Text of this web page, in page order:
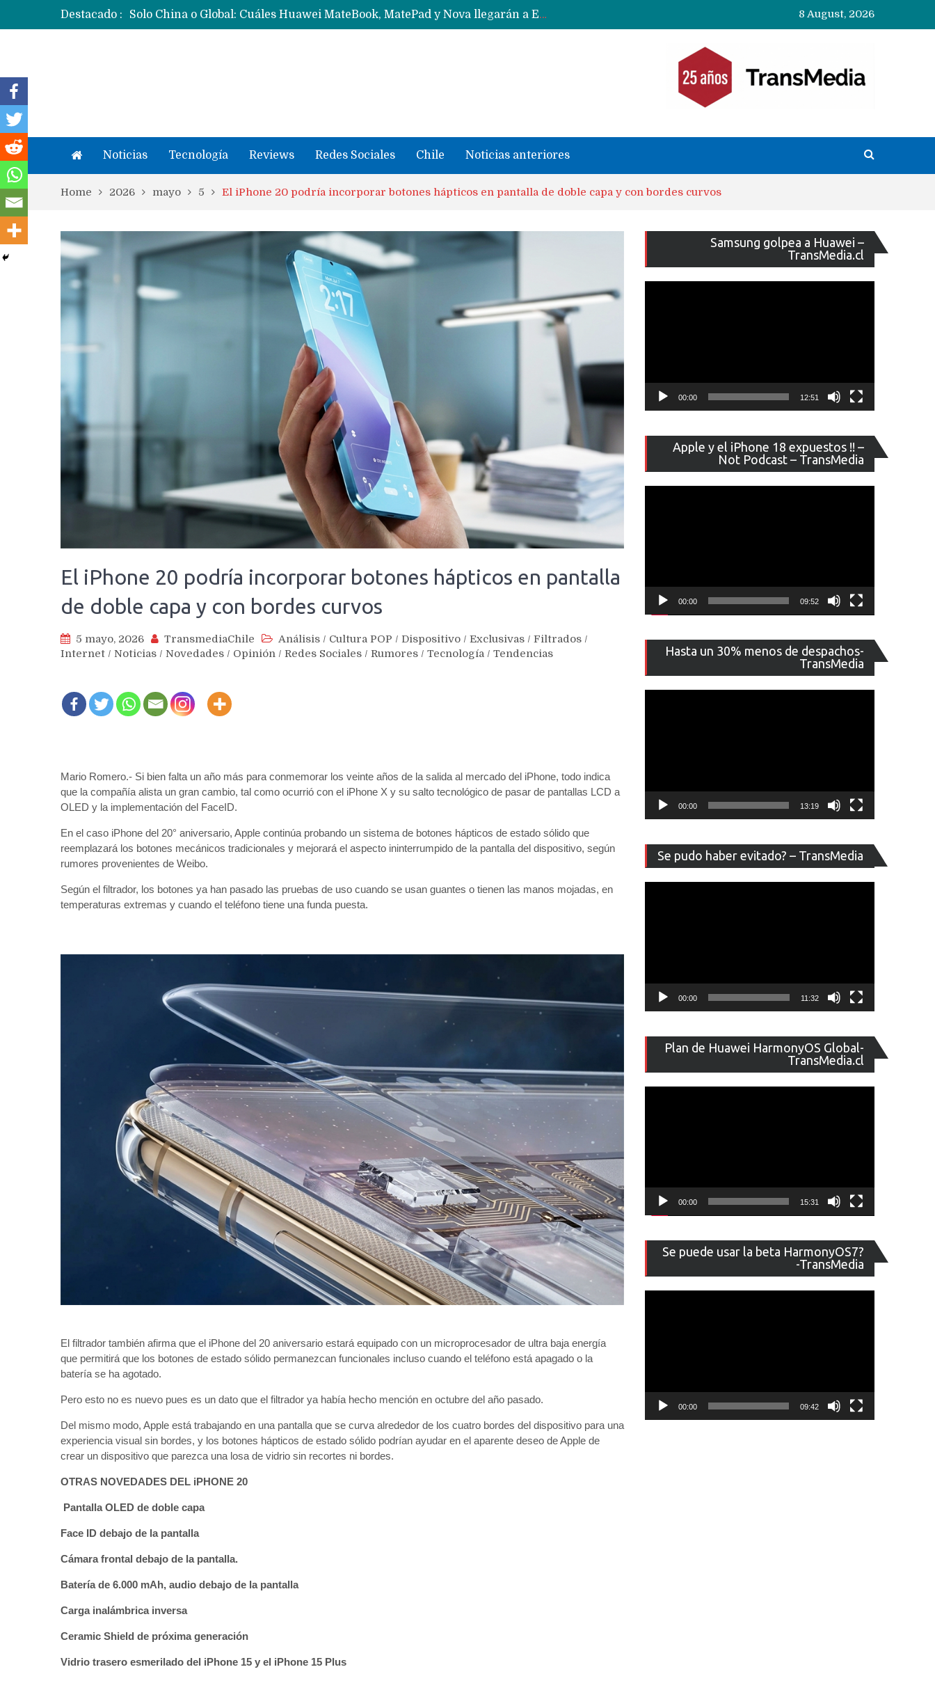
Destacado :
Data Centers de Huawei en Chile, México, Brasil,Perú y Argentina podrían verse afectados por arremetida de EE.UU
Fabricantes suben precios de teléfonos y ganan más dinero en un mercado donde Xiaomi alerta por no mejorar ventas
8 August, 2026
Noticias Tecnología Reviews Redes Sociales Chile Noticias anteriores
Home 2026 mayo 5 El iPhone 20 podría incorporar botones hápticos en pantalla de doble capa y con bordes curvos
El iPhone 20 podría incorporar botones hápticos en pantalla
de doble capa y con bordes curvos
5 mayo, 2026 TransmediaChile Análisis / Cultura POP / Dispositivo / Exclusivas / Filtrados /
Internet / Noticias / Novedades / Opinión / Redes Sociales / Rumores / Tecnología / Tendencias
Mario Romero.- Si bien falta un año más para conmemorar los veinte años de la salida al mercado del iPhone, todo indica
que la compañía alista un gran cambio, tal como ocurrió con el iPhone X y su salto tecnológico de pasar de pantallas LCD a
OLED y la implementación del FaceID.
En el caso iPhone del 20° aniversario, Apple continúa probando un sistema de botones hápticos de estado sólido que
reemplazará los botones mecánicos tradicionales y mejorará el aspecto ininterrumpido de la pantalla del dispositivo, según
rumores provenientes de Weibo.
Según el filtrador, los botones ya han pasado las pruebas de uso cuando se usan guantes o tienen las manos mojadas, en
temperaturas extremas y cuando el teléfono tiene una funda puesta.
El filtrador también afirma que el iPhone del 20 aniversario estará equipado con un microprocesador de ultra baja energía
que permitirá que los botones de estado sólido permanezcan funcionales incluso cuando el teléfono está apagado o la
batería se ha agotado.
Pero esto no es nuevo pues es un dato que el filtrador ya había hecho mención en octubre del año pasado.
Del mismo modo, Apple está trabajando en una pantalla que se curva alrededor de los cuatro bordes del dispositivo para una
experiencia visual sin bordes, y los botones hápticos de estado sólido podrían ayudar en el aparente deseo de Apple de
crear un dispositivo que parezca una losa de vidrio sin recortes ni bordes.
OTRAS NOVEDADES DEL iPHONE 20
Pantalla OLED de doble capa
Face ID debajo de la pantalla
Cámara frontal debajo de la pantalla.
Batería de 6.000 mAh, audio debajo de la pantalla
Carga inalámbrica inversa
Ceramic Shield de próxima generación
Vidrio trasero esmerilado del iPhone 15 y el iPhone 15 Plus
Samsung golpea a Huawei –
TransMedia.cl
de
vídeo
00:00 12:51
Apple y el iPhone 18 expuestos !! –
Not Podcast – TransMedia
de
vídeo
00:00 09:52
Hasta un 30% menos de despachos-
TransMedia
de
vídeo
00:00 13:19
Se pudo haber evitado? – TransMedia
de
vídeo
00:00 11:32
Plan de Huawei HarmonyOS Global-
TransMedia.cl
de
vídeo
00:00 15:31
Se puede usar la beta HarmonyOS7?
-TransMedia
de
vídeo
00:00 09:42